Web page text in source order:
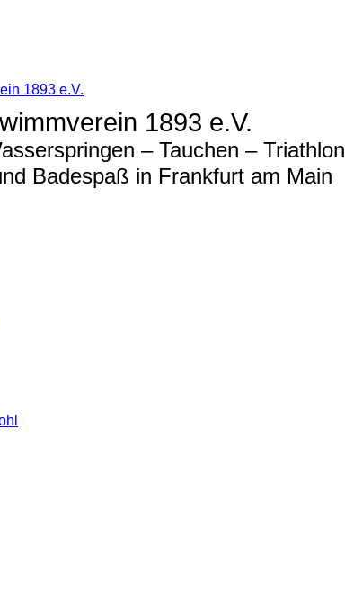
1893 e.V.
– Tauchen – Triathlon
Badespaß in Frankfurt am Main